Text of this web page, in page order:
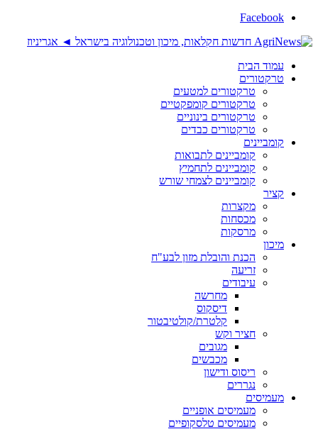
Facebook
עמוד הבית
טרקטורים
טרקטורים למטעים
טרקטורים קומפקטיים
טרקטורים בינוניים
טרקטורים כבדים
קומביינים
קומביינים לתבואות
קומביינים לתחמיץ
קומביינים לצמחי שורש
קציר
מקצרות
מכסחות
מרסקות
מיכון
הכנת והובלת מזון לבע"ח
זריעה
עיבודים
מחרשה
דיסקוס
קלטרת/קולטיבטור
חציר וקש
מגובים
מכבשים
ריסוס ודישון
נגררים
מעמיסים
מעמיסים אופניים
מעמיסים טלסקופיים